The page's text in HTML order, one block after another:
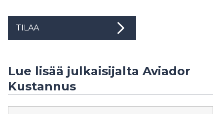
TILAA
Lue lisää julkaisijalta Aviador
Kustannus